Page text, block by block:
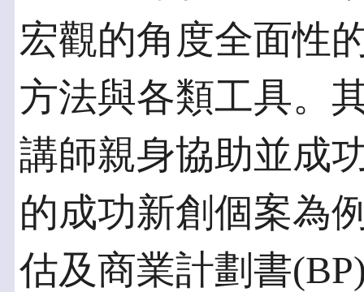
宏觀的角度全面性
方法與各類工具。
講師親身協助並成
的成功新創個案為
估及商業計劃書